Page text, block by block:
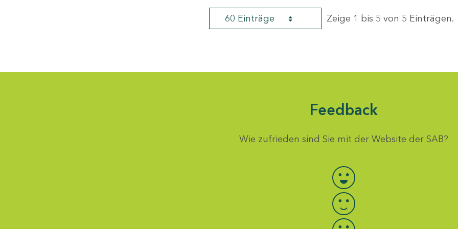
60 Einträge Zeige 1 bis 5 von 5 Einträgen.
Feedback
Wie zufrieden sind Sie mit der Website der SAB?
Bewertung auswählen